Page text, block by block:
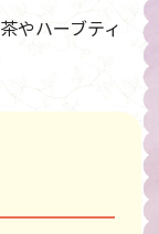
やハーブティ